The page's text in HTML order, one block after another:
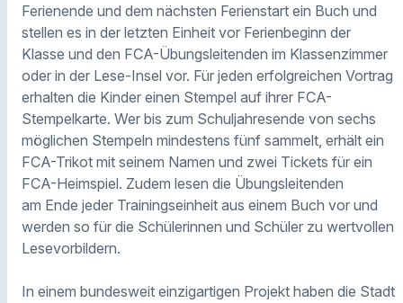
Ferienende und dem nächsten Ferienstart ein Buch und
stellen es in der letzten Einheit vor Ferienbeginn der
Klasse und den FCA-Übungsleitenden im Klassenzimmer
oder in der Lese-Insel vor. Für jeden erfolgreichen Vortrag
erhalten die Kinder einen Stempel auf ihrer FCA-
Stempelkarte. Wer bis zum Schuljahresende von sechs
möglichen Stempeln mindestens fünf sammelt, erhält ein
FCA-Trikot mit seinem Namen und zwei Tickets für ein
FCA-Heimspiel. Zudem lesen die Übungsleitenden
am Ende jeder Trainingseinheit aus einem Buch vor und
werden so für die Schülerinnen und Schüler zu wertvollen
Lesevorbildern.
In einem bundesweit einzigartigen Projekt haben die Stadt